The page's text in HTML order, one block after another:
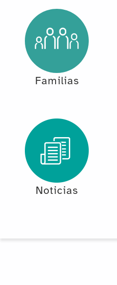
Familias
Noticias